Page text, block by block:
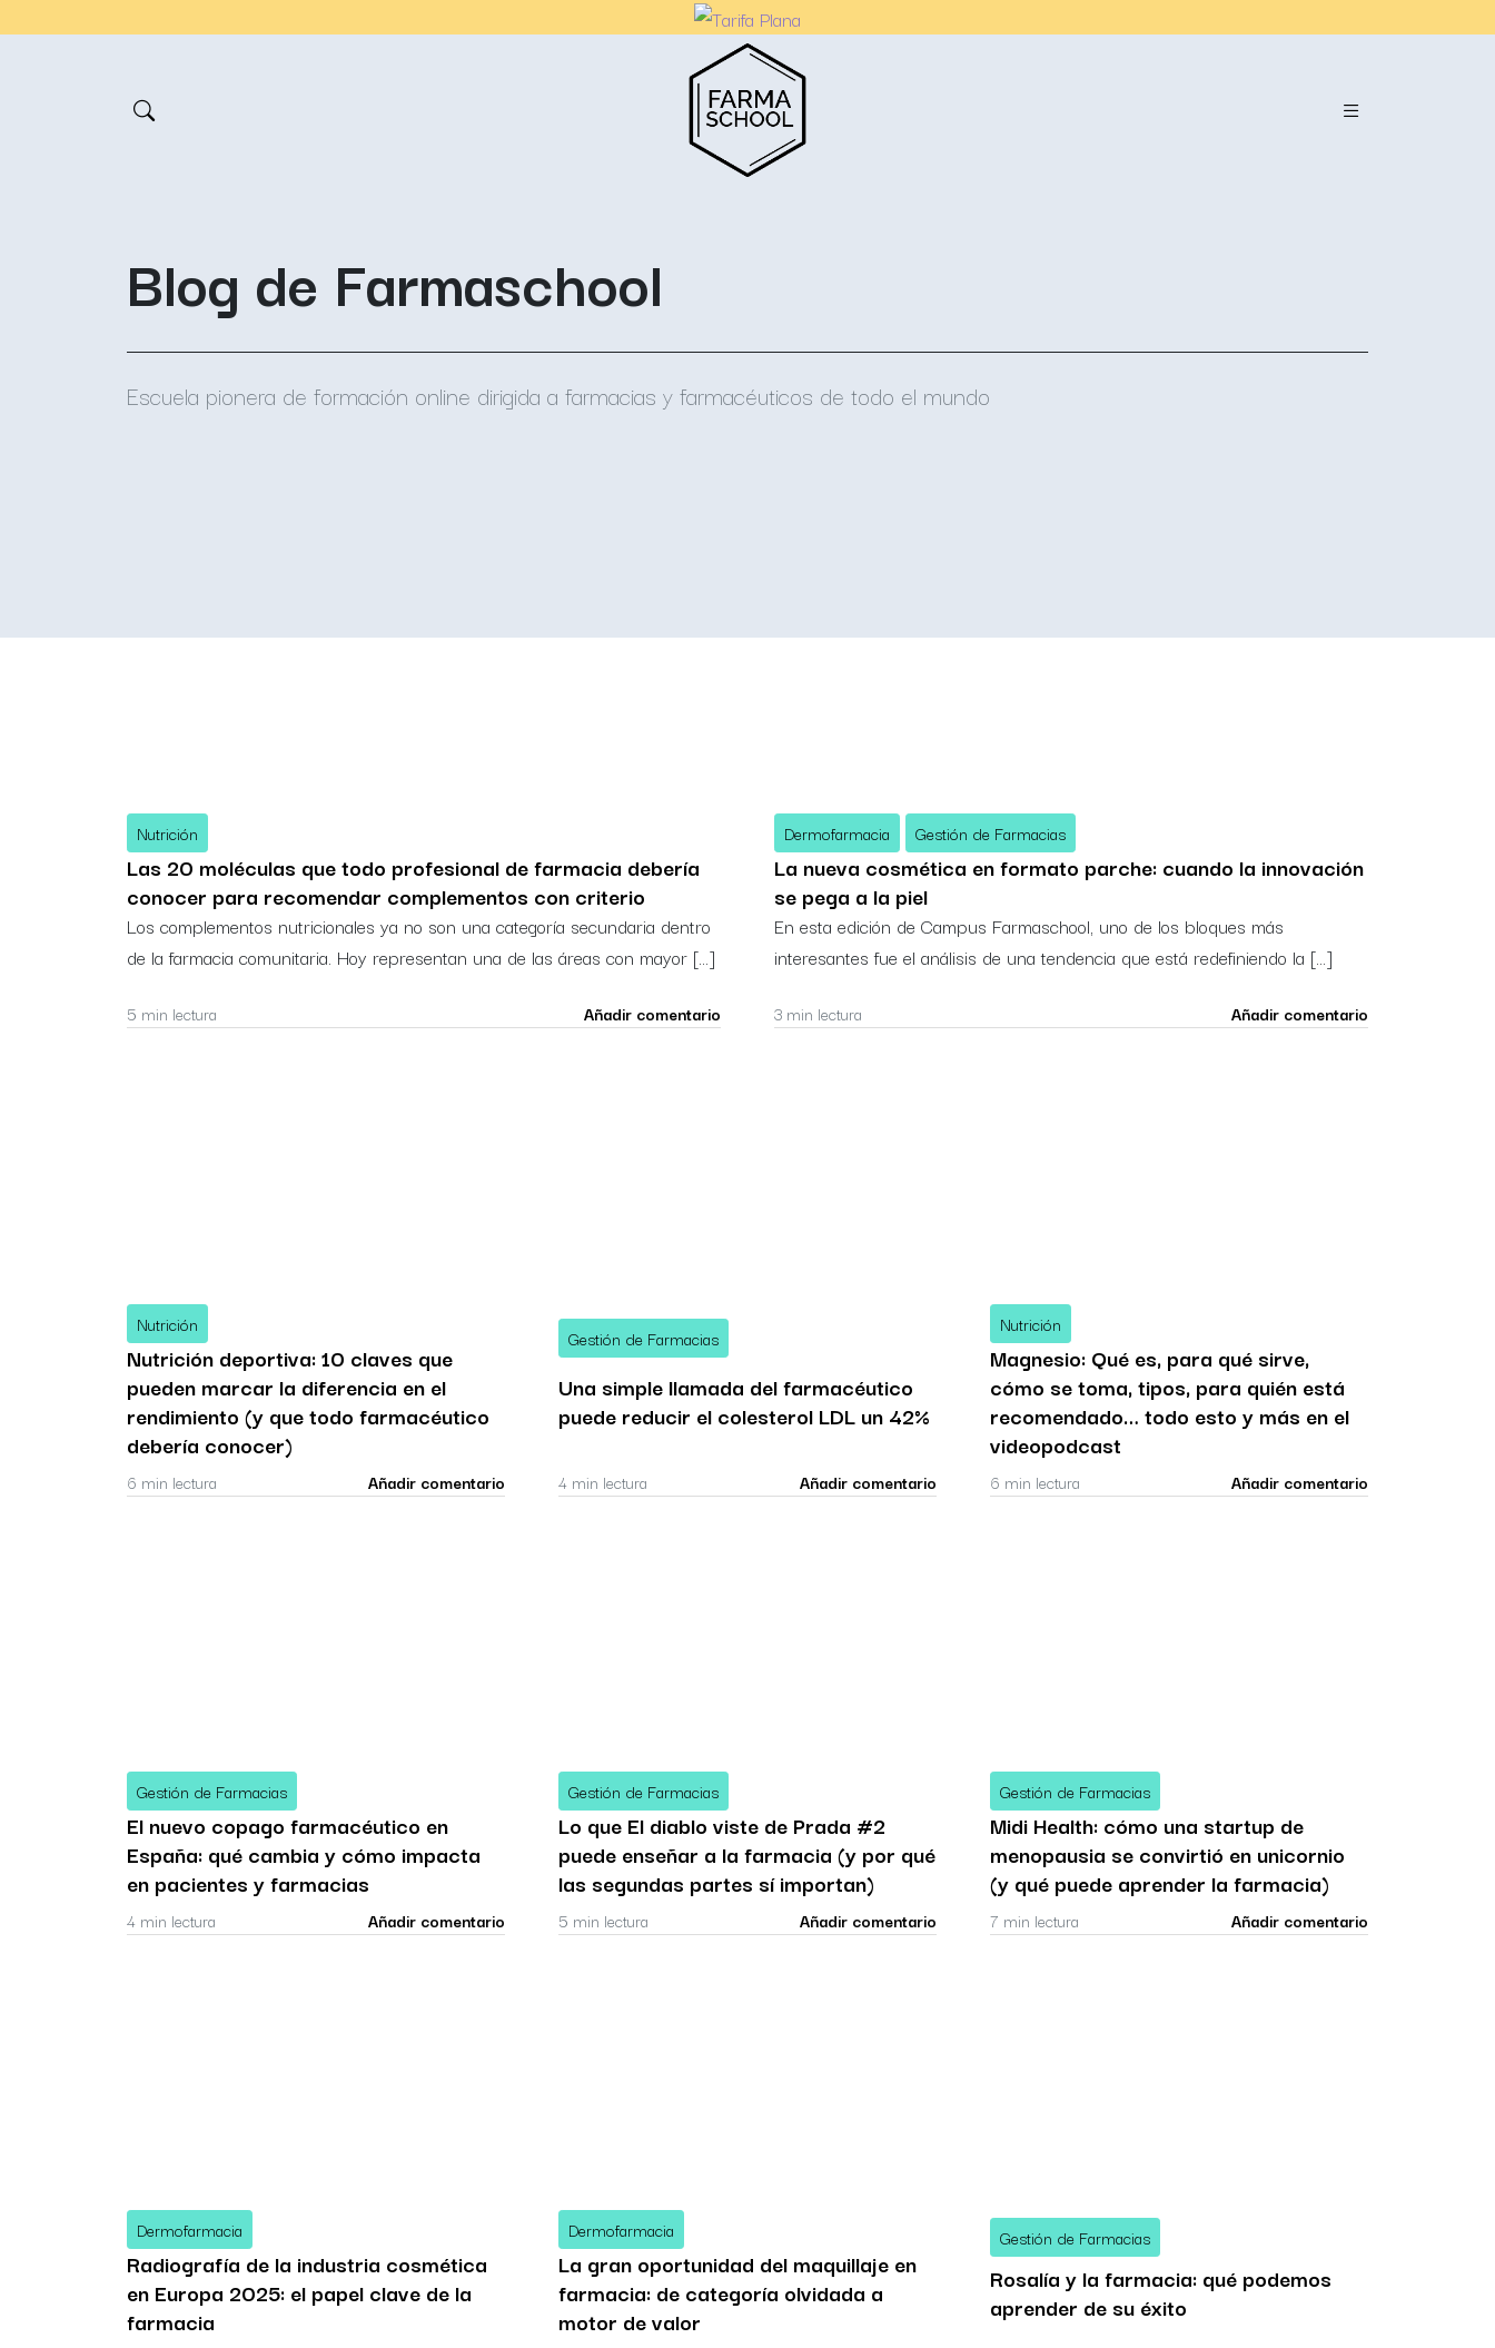
Blog de Farmaschool
Escuela pionera de formación online dirigida a farmacias y farmacéuticos de todo el mundo
Nutrición
Las 20 moléculas que todo profesional de farmacia debería
conocer para recomendar complementos con criterio
Los complementos nutricionales ya no son una categoría secundaria dentro
de la farmacia comunitaria. Hoy representan una de las áreas con mayor […]
5 min lectura Añadir comentario
Dermofarmacia Gestión de Farmacias
La nueva cosmética en formato parche: cuando la innovación
se pega a la piel
En esta edición de Campus Farmaschool, uno de los bloques más
interesantes fue el análisis de una tendencia que está redefiniendo la […]
3 min lectura Añadir comentario
Nutrición
Nutrición deportiva: 10 claves que
pueden marcar la diferencia en el
rendimiento (y que todo farmacéutico
debería conocer)
6 min lectura Añadir comentario
Gestión de Farmacias
Una simple llamada del farmacéutico
puede reducir el colesterol LDL un 42%
4 min lectura Añadir comentario
Nutrición
Magnesio: Qué es, para qué sirve,
cómo se toma, tipos, para quién está
recomendado… todo esto y más en el
videopodcast
6 min lectura Añadir comentario
Gestión de Farmacias
El nuevo copago farmacéutico en
España: qué cambia y cómo impacta
en pacientes y farmacias
4 min lectura Añadir comentario
Gestión de Farmacias
Lo que El diablo viste de Prada #2
puede enseñar a la farmacia (y por qué
las segundas partes sí importan)
5 min lectura Añadir comentario
Gestión de Farmacias
Midi Health: cómo una startup de
menopausia se convirtió en unicornio
(y qué puede aprender la farmacia)
7 min lectura Añadir comentario
Dermofarmacia
Radiografía de la industria cosmética
en Europa 2025: el papel clave de la
farmacia
Dermofarmacia
La gran oportunidad del maquillaje en
farmacia: de categoría olvidada a
motor de valor
Gestión de Farmacias
Rosalía y la farmacia: qué podemos
aprender de su éxito